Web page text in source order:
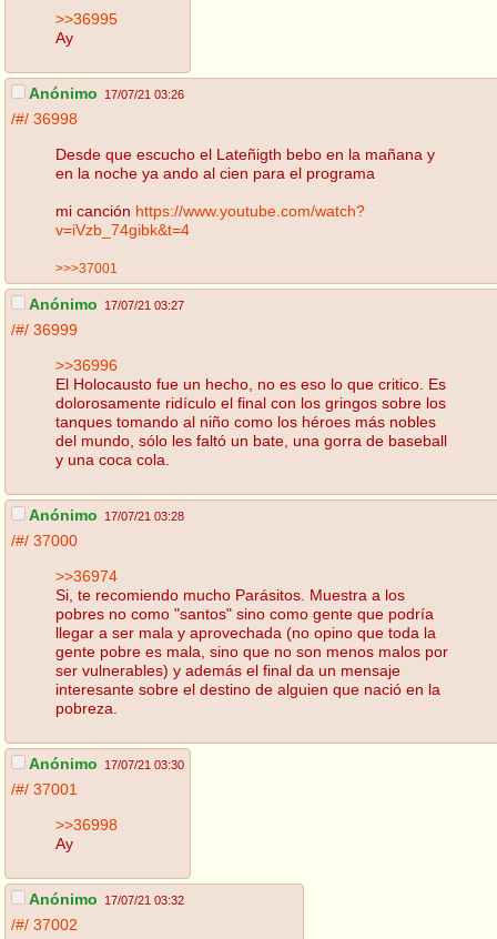
>>36995
Ay
Anónimo 17/07/21 03:26
/#/ 36998
Desde que escucho el Lateñigth bebo en la mañana y
en la noche ya ando al cien para el programa
mi canción https://www.youtube.com/watch?
v=iVzb_74gibk&t=4
>>>37001
Anónimo 17/07/21 03:27
/#/ 36999
>>36996
El Holocausto fue un hecho, no es eso lo que critico. Es
dolorosamente ridículo el final con los gringos sobre los
tanques tomando al niño como los héroes más nobles
del mundo, sólo les faltó un bate, una gorra de baseball
y una coca cola.
Anónimo 17/07/21 03:28
/#/ 37000
>>36974
Si, te recomiendo mucho Parásitos. Muestra a los
pobres no como "santos" sino como gente que podría
llegar a ser mala y aprovechada (no opino que toda la
gente pobre es mala, sino que no son menos malos por
ser vulnerables) y además el final da un mensaje
interesante sobre el destino de alguien que nació en la
pobreza.
Anónimo 17/07/21 03:30
/#/ 37001
>>36998
Ay
Anónimo 17/07/21 03:32
/#/ 37002